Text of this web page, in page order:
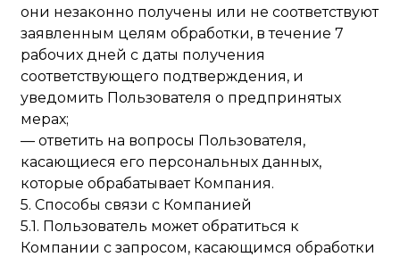
они незаконно получены или не соответствуют
заявленным целям обработки, в течение 7
рабочих дней с даты получения
соответствующего подтверждения, и
уведомить Пользователя о предпринятых
мерах;
— ответить на вопросы Пользователя,
касающиеся его персональных данных,
которые обрабатывает Компания.
5. Способы связи с Компанией
5.1. Пользователь может обратиться к
Компании с запросом, касающимся обработки